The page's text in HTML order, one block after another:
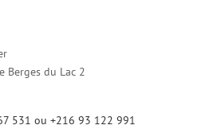
Berges du Lac 2
531 ou +216 93 122 991